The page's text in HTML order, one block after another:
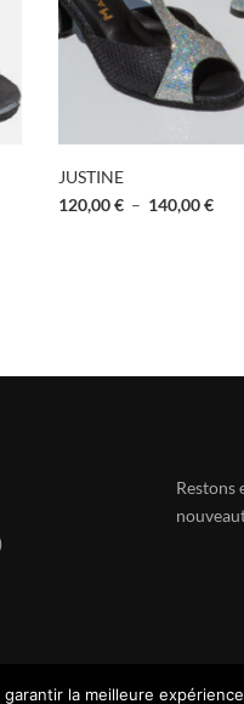
JUSTINE
120,00€ – 140,00€
Restons
la meilleure